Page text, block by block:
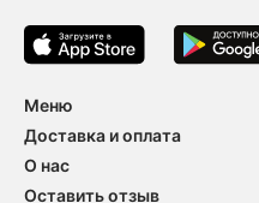
Меню
Доставка и оплата
О нас
Оставить отзыв